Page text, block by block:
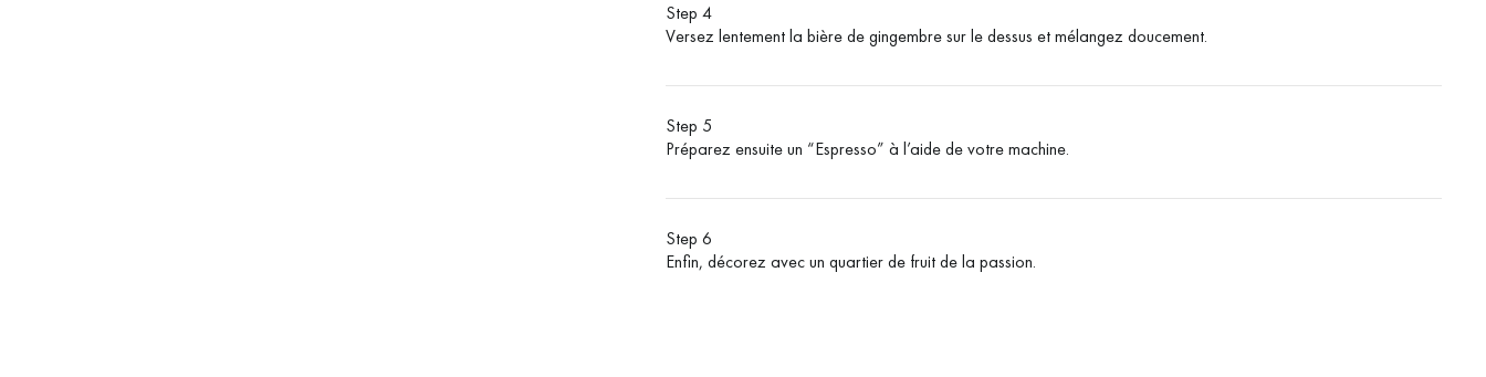
Step 4
Versez lentement la bière de gingembre sur le dessus et mélangez doucement.
Step 5
Préparez ensuite un “Espresso” à l’aide de votre machine.
Step 6
Enfin, décorez avec un quartier de fruit de la passion.